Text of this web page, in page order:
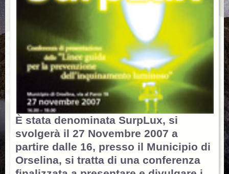
È stata denominata SurpLux, si
svolgerà il 27 Novembre 2007 a
partire dalle 16, presso il Municipio di
Orselina, si tratta di una conferenza